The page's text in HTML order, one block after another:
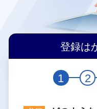
登録は
1 2